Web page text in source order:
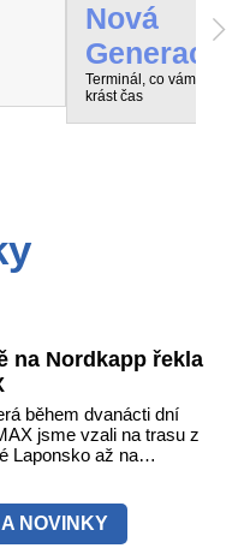
Nová
Generace:
Terminál, co vám
krást čas
na Nordkapp řekla
během dvanácti dní
jsme vzali na trasu z
Laponsko až na
čára na mapě, ale
NOVINKY